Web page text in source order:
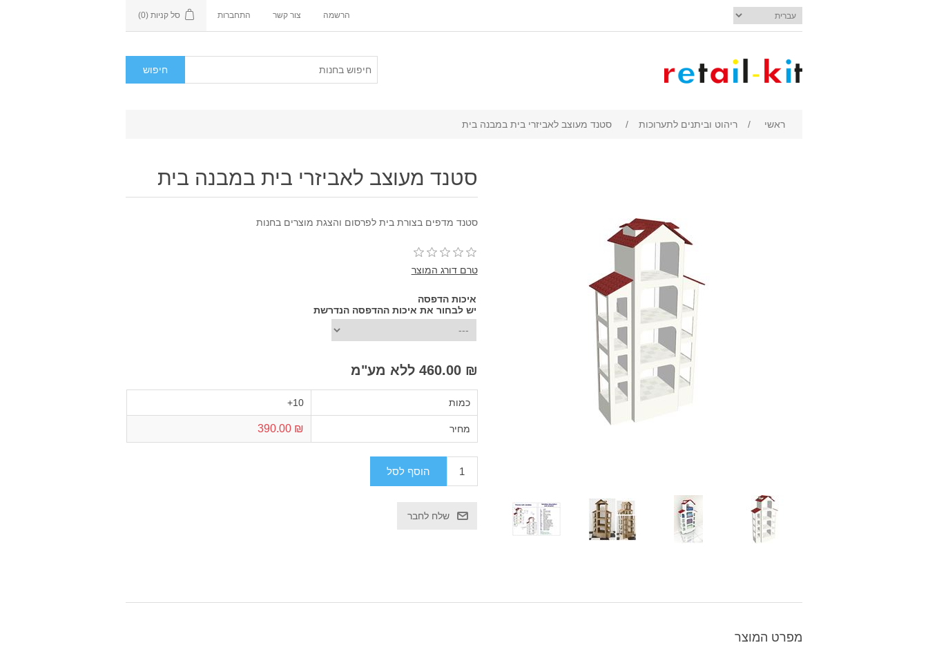
הרשמה צור קשר התחברות סל קניות (0)
ראשי / ריהוט וביתנים לתערוכות / סטנד מעוצב לאביזרי בית במבנה בית
סטנד מעוצב לאביזרי בית במבנה בית
סטנד מדפים בצורת בית לפרסום והצגת מוצרים בחנות
טרם דורג המוצר
איכות הדפסה
יש לבחור את איכות ההדפסה הנדרשת
₪ 460.00 ללא מע"מ
כמות 10+
מחיר ₪ 390.00
מפרט המוצר